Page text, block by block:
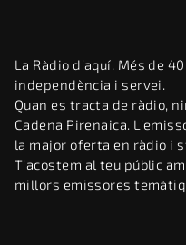
La Ràdio d’aquí. Més de
independència i servei.
Quan es tracta de ràdio,
Cadena Pirenaica.
la major oferta en ràdio i
T’acostem al teu públic
millors emissores